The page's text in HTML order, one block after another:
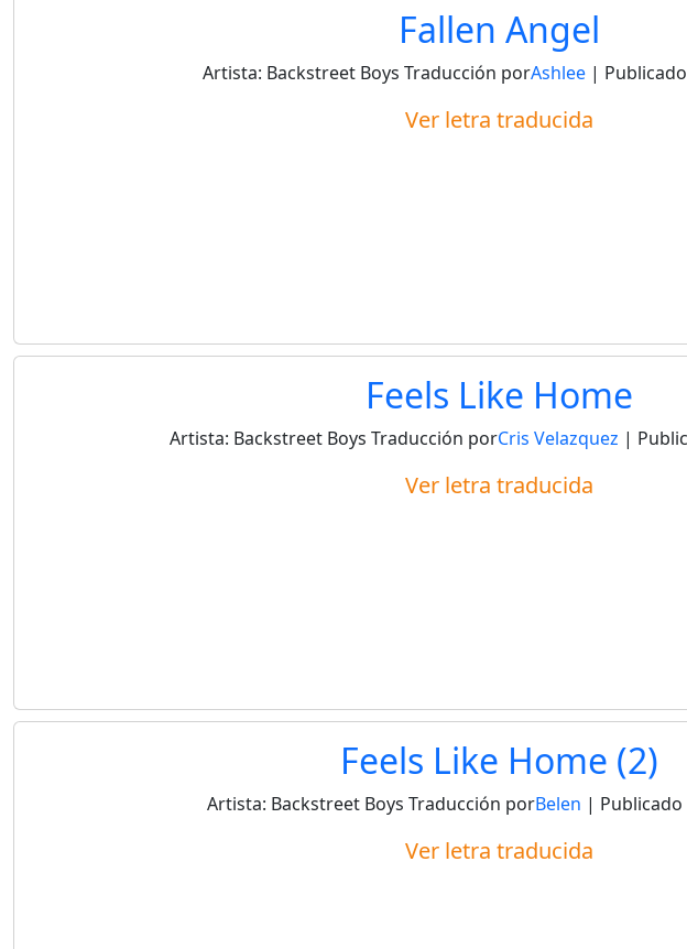
Fallen Angel
Artista: Backstreet Boys Traducción porAshlee | Publicado
Ver letra traducida
Feels Like Home
Artista: Backstreet Boys Traducción porCris Velazquez |
Ver letra traducida
Feels Like Home (2)
Artista: Backstreet Boys Traducción porBelen | Publicado
Ver letra traducida